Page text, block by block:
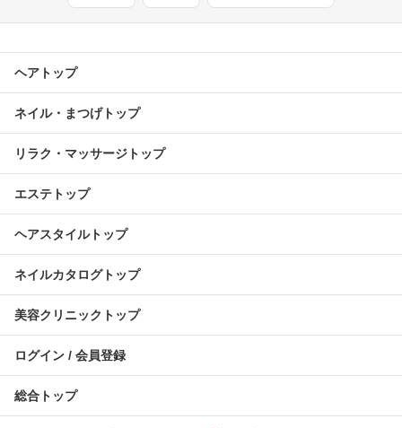
ヘアトップ
ネイル・まつげトップ
リラク・マッサージトップ
エステトップ
ヘアスタイルトップ
ネイルカタログトップ
美容クリニックトップ
ログイン / 会員登録
総合トップ